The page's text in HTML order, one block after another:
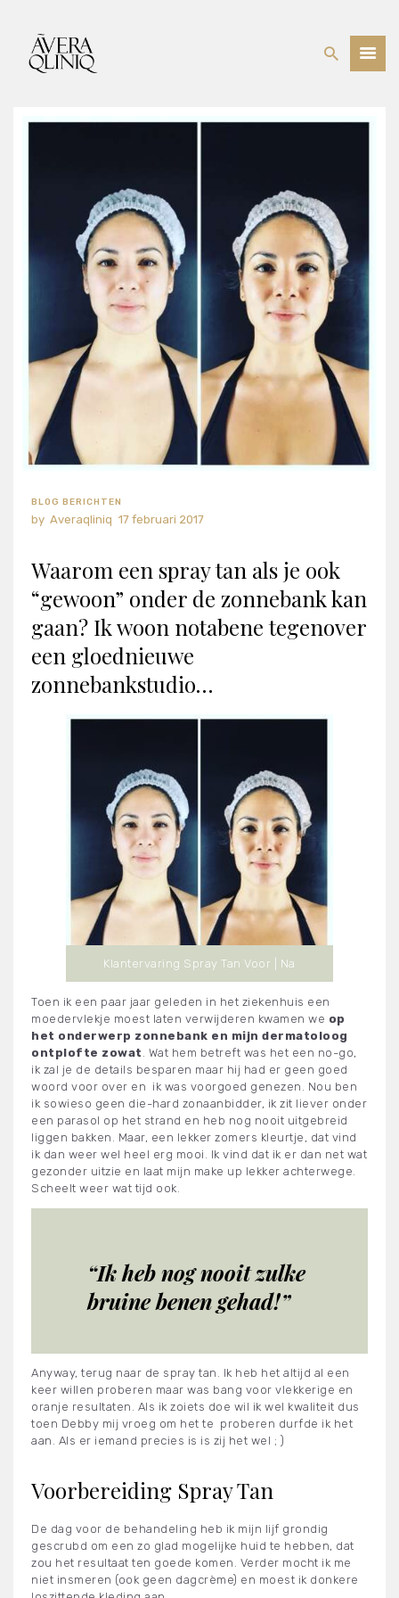
BEHANDELINGEN
OVER ONS
BLOG BERICHTEN
Averaqliniq 17 februari 2017
Waarom een spray tan als je ook
“gewoon” onder de zonnebank kan
gaan? Ik woon notabene tegenover
een gloednieuwe
zonnebankstudio…
Klantervaring Spray Tan Voor | Na
Toen ik een paar jaar geleden in het ziekenhuis een
moedervlekje moest laten verwijderen kwamen we op
het onderwerp zonnebank en mijn dermatoloog
ontplofte zowat . Wat hem betreft was het een no-go,
ik zal je de details besparen maar hij had er geen goed
woord voor over en ik was voorgoed genezen. Nou ben
ik sowieso geen die-hard zonaanbidder, ik zit liever onder
een parasol op het strand en heb nog nooit uitgebreid
liggen bakken. Maar, een lekker zomers kleurtje, dat vind
ik dan weer wel heel erg mooi. Ik vind dat ik er dan net wat
gezonder uitzie en laat mijn make up lekker achterwege.
Scheelt weer wat tijd ook.
“Ik heb nog nooit zulke
bruine benen gehad!”
Anyway, terug naar de spray tan. Ik heb het altijd al een
keer willen proberen maar was bang voor vlekkerige en
oranje resultaten. Als ik zoiets doe wil ik wel kwaliteit dus
toen Debby mij vroeg om het te proberen durfde ik het
aan. Als er iemand precies is is zij het wel ; )
Voorbereiding Spray Tan
De dag voor de behandeling heb ik mijn lijf grondig
gescrubd om een zo glad mogelijke huid te hebben, dat
zou het resultaat ten goede komen. Verder mocht ik me
niet insmeren (ook geen dagcrème) en moest ik donkere